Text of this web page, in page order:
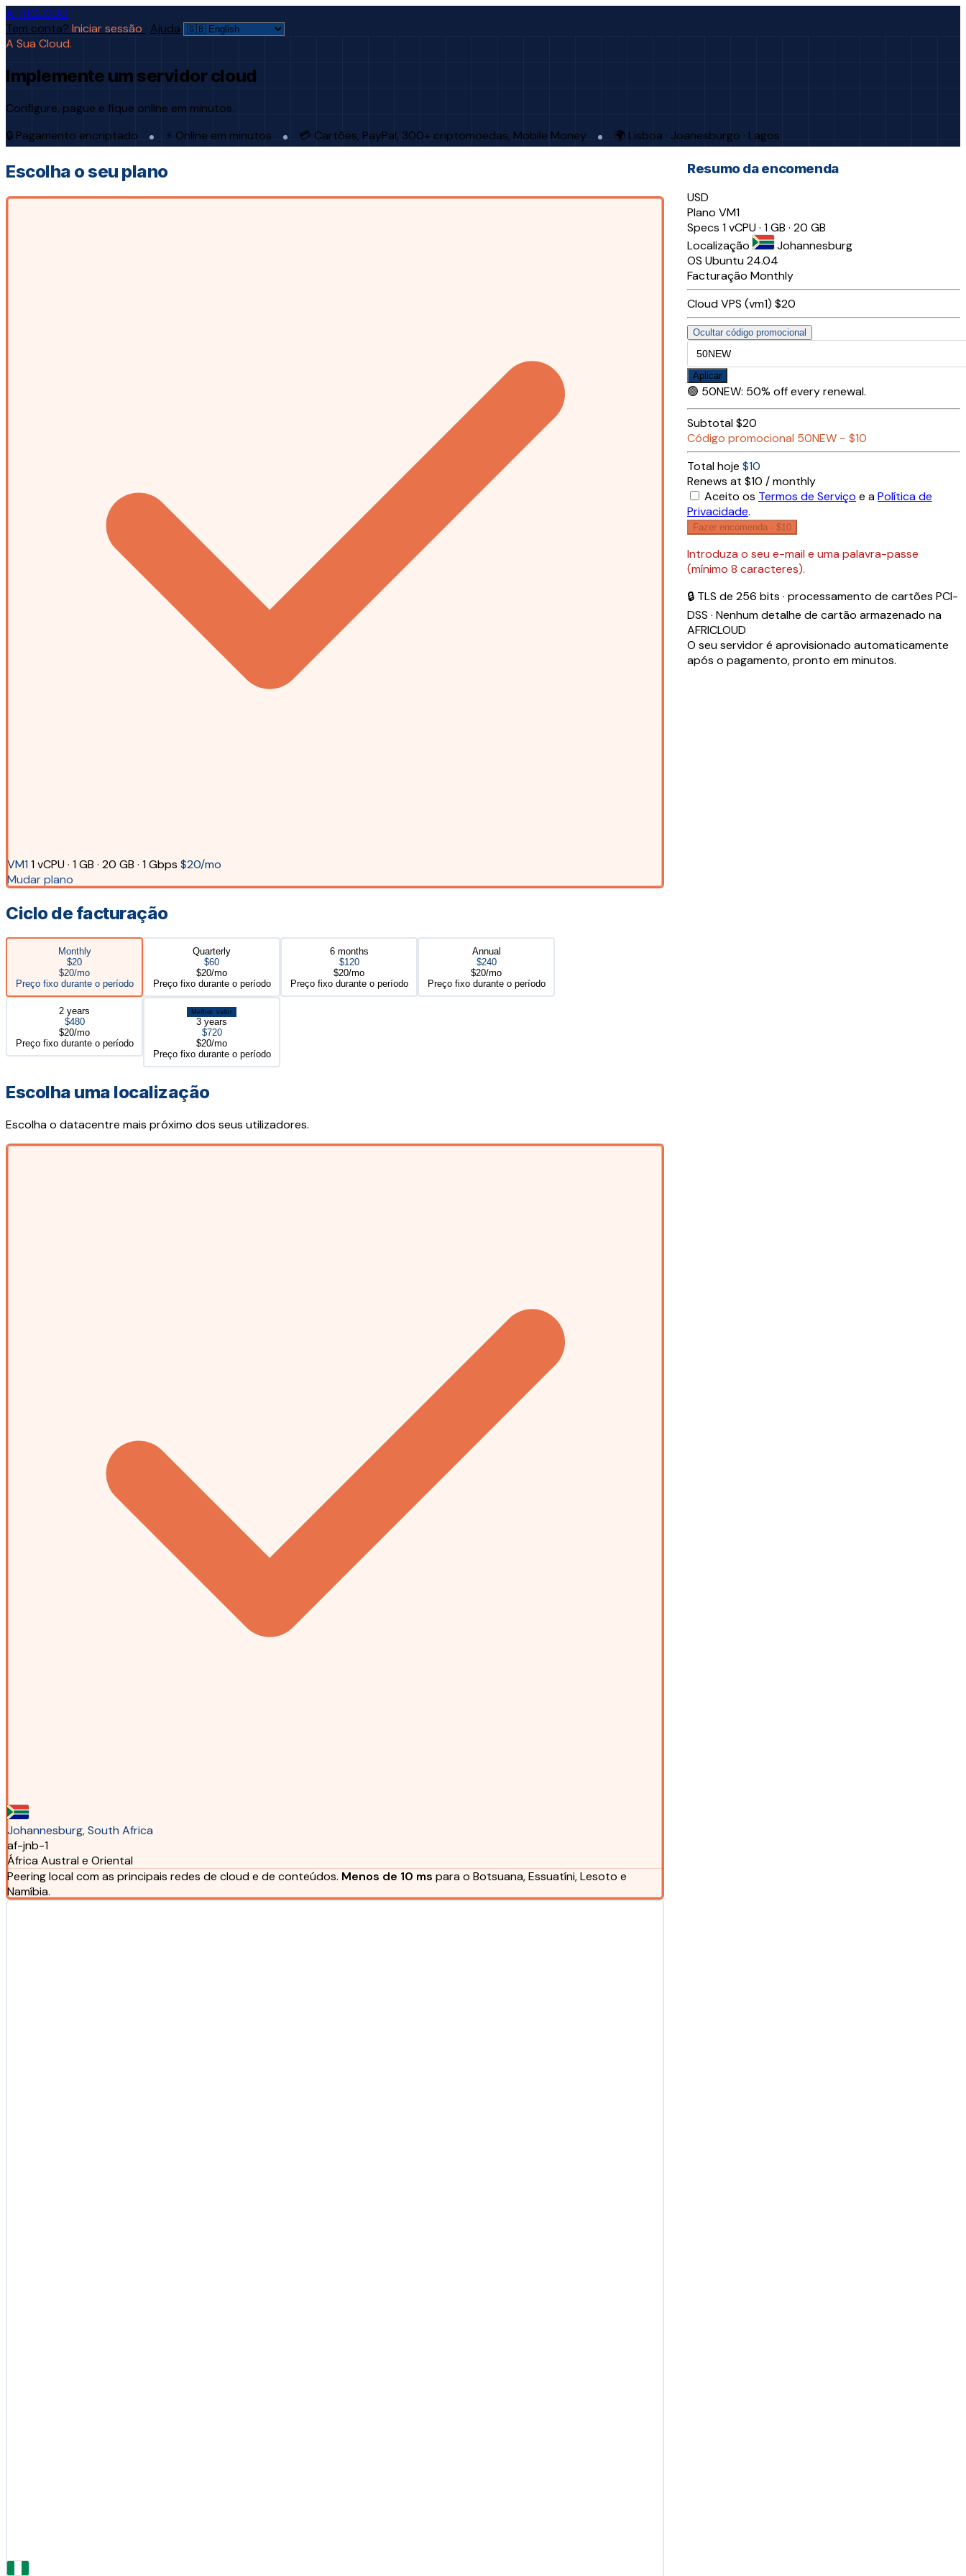
AFRICLOUD
Tem conta? Iniciar sessão · Ajuda
A Sua Cloud.
Implemente um servidor cloud
Configure, pague e fique online em minutos.
🔒 Pagamento encriptado
⚡ Online em minutos 💳 Cartões, PayPal, 300+ criptomoedas, Mobile Money 🌍 Lisboa · Joanesburgo · Lagos
Escolha o seu plano
VM1 1 vCPU · 1 GB · 20 GB · 1 Gbps $20/mo
Mudar plano
Ciclo de facturação
Monthly
$20
$20/mo
Preço fixo durante o período
Quarterly
$60
$20/mo
Preço fixo durante o período
6 months
$120
$20/mo
Preço fixo durante o período
Annual
$240
$20/mo
Preço fixo durante o período
2 years
$480
$20/mo
Preço fixo durante o período
Melhor valor
3 years
$720
$20/mo
Preço fixo durante o período
Escolha uma localização
Escolha o datacentre mais próximo dos seus utilizadores.
Johannesburg, South Africa
af-jnb-1
África Austral e Oriental
Peering local com as principais redes de cloud e de conteúdos. Menos de 10 ms para o Botsuana, Essuatíni, Lesoto e
Namíbia.
Resumo da encomenda
USD
Plano VM1
Specs 1 vCPU · 1 GB · 20 GB
Localização
Johannesburg
OS Ubuntu 24.04
Facturação Monthly
Cloud VPS (vm1) $20
Ocultar código promocional
Aplicar
🟢 50NEW: 50% off every renewal.
Subtotal$20
Código promocional 50NEW − $10
Total hoje $10
Renews at $10 / monthly
Aceito os Termos de Serviço e aPolítica de
Privacidade.
Fazer encomenda · $10
Introduza o seu e-mail e uma palavra-passe
(mínimo 8 caracteres).
🔒 TLS de 256 bits · processamento de cartões PCI-
DSS · Nenhum detalhe de cartão armazenado na
AFRICLOUD
O seu servidor é aprovisionado automaticamente
após o pagamento, pronto em minutos.